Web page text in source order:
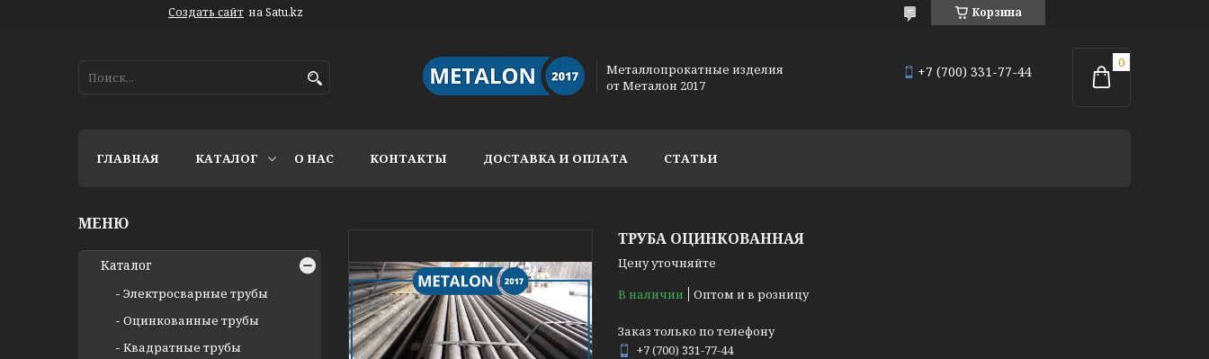
Создать сайт на Satu.kz Корзина
Металлопрокатные изделия
от Металон 2017
+7 (700) 331-77-44
ГЛАВНАЯ КАТАЛОГ О НАС КОНТАКТЫ ДОСТАВКА И ОПЛАТА СТАТЬИ
ТРУБА ОЦИНКОВАННАЯ
Цену уточняйте
В наличии
Оптом и в розницу
Заказ только по телефону
+7 (700) 331-77-44
Каталог
Электросварные трубы
Оцинкованные трубы
Квадратные трубы